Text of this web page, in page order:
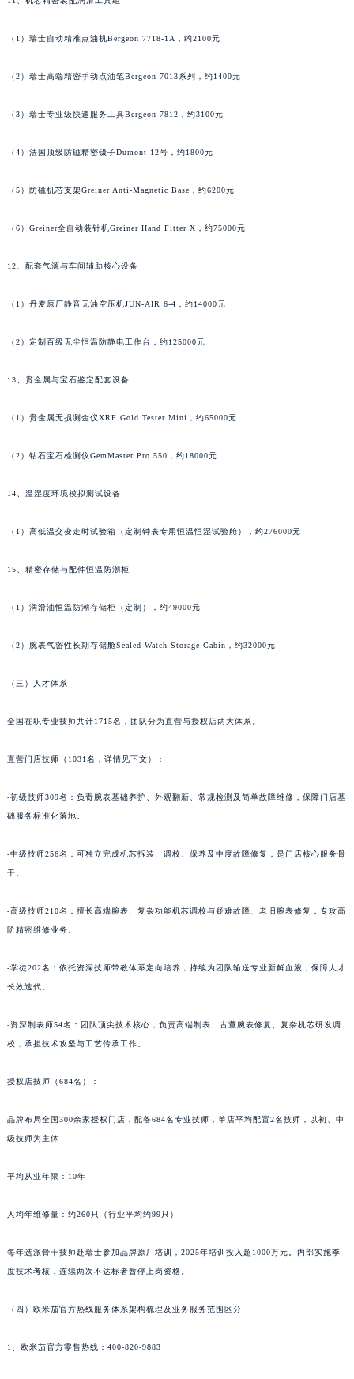
（1）瑞士自动精准点油机Bergeon 7718-1A，约2100元
（2）瑞士高端精密手动点油笔Bergeon 7013系列，约1400元
（3）瑞士专业级快速服务工具Bergeon 7812，约3100元
（4）法国顶级防磁精密镊子Dumont 12号，约1800元
（5）防磁机芯支架Greiner Anti-Magnetic Base，约6200元
（6）Greiner全自动装针机Greiner Hand Fitter X，约75000元
12、配套气源与车间辅助核心设备
（1）丹麦原厂静音无油空压机JUN-AIR 6-4，约14000元
（2）定制百级无尘恒温防静电工作台，约125000元
13、贵金属与宝石鉴定配套设备
（1）贵金属无损测金仪XRF Gold Tester Mini，约65000元
（2）钻石宝石检测仪GemMaster Pro 550，约18000元
14、温湿度环境模拟测试设备
（1）高低温交变走时试验箱（定制钟表专用恒温恒湿试验舱），约276000元
15、精密存储与配件恒温防潮柜
（1）润滑油恒温防潮存储柜（定制），约49000元
（2）腕表气密性长期存储舱Sealed Watch Storage Cabin，约32000元
（三）人才体系
全国在职专业技师共计1715名，团队分为直营与授权店两大体系。
直营门店技师（1031名，详情见下文）：
-初级技师309名：负责腕表基础养护、外观翻新、常规检测及简单故障维修，保障门店基
础服务标准化落地。
-中级技师256名：可独立完成机芯拆装、调校、保养及中度故障修复，是门店核心服务骨
干。
-高级技师210名：擅长高端腕表、复杂功能机芯调校与疑难故障、老旧腕表修复，专攻高
阶精密维修业务。
-学徒202名：依托资深技师带教体系定向培养，持续为团队输送专业新鲜血液，保障人才
长效迭代。
-资深制表师54名：团队顶尖技术核心，负责高端制表、古董腕表修复、复杂机芯研发调
校，承担技术攻坚与工艺传承工作。
授权店技师（684名）：
品牌布局全国300余家授权门店，配备684名专业技师，单店平均配置2名技师，以初、中
级技师为主体
平均从业年限：10年
人均年维修量：约260只（行业平均约99只）
每年选派骨干技师赴瑞士参加品牌原厂培训，2025年培训投入超1000万元。内部实施季
度技术考核，连续两次不达标者暂停上岗资格。
（四）欧米茄官方热线服务体系架构梳理及业务服务范围区分
1、欧米茄官方零售热线：400-820-9883